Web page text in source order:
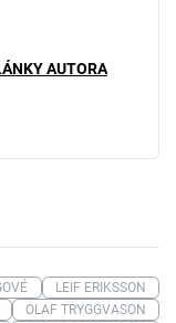
AUTORA
LEIF ERIKSSON
OLAF TRYGGVASON